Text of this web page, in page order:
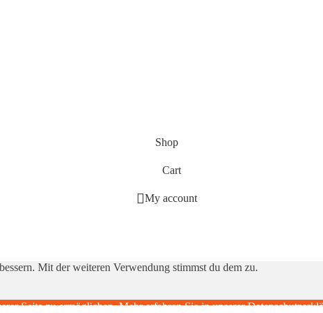
Shop
Cart
My account
Mit der weiteren Verwendung stimmst du dem zu.
Seite zu ermöglichen. Mehr erfahren Sie in unserer